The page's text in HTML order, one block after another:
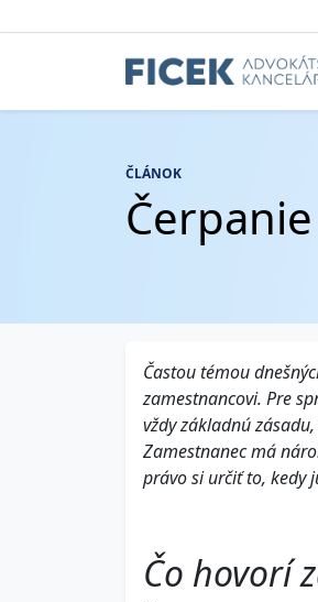
ČLÁNOK
Častou témou
zamestnancovi. Pre
vždy základnú
Zamestnanec má
právo si určiť to, kedy
Čo hovorí